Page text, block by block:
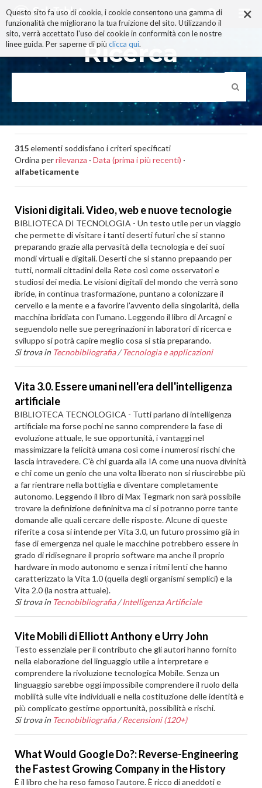
×
Questo sito fa uso di cookie, i cookie consentono una gamma di
funzionalità che migliorano la tua fruizione del sito. Utilizzando il
sito, verrà accettato l'uso dei cookie in conformità con le nostre
linee guida. Per saperne di più clicca qui.
ai
contenuti.
|
alla
navigazione
Ricerca
315elementi soddisfano i criteri specificati
Ordina perrilevanza · Data (prima i più recenti) ·
alfabeticamente
Visioni digitali. Video, web e nuove tecnologie
BIBLIOTECA DI TECNOLOGIA - Un testo utile per un viaggio
che permette di visitare i tanti deserti futuri che si stanno
preparando grazie alla pervasità della tecnologia e dei suoi
mondi virtuali e digitali. Deserti che si stanno prepaando per
tutti, normali cittadini della Rete così come osservatori e
studiosi dei media. Le visioni digitali del mondo che verrà sono
ibride, in continua trasformazione, puntano a colonizzare il
cervello e la mente e a favorire l'avvento della singolarità, della
macchina ibridiata con l'umano. Leggendo il libro di Arcagni e
seguendolo nelle sue peregrinazioni in laboratori di ricerca e
sviluppo si potrà capire meglio cosa si stia preparando.
Si trova in Tecnobibliografia /Tecnologia e applicazioni
Vita 3.0. Essere umani nell'era dell'intelligenza
artificiale
BIBLIOTECA TECNOLOGICA - Tutti parlano di intelligenza
artificiale ma forse pochi ne sanno comprendere la fase di
evoluzione attuale, le sue opportunità, i vantaggi nel
massimizzare la felicità umana così come i numerosi rischi che
lascia intravedere. C'è chi guarda alla IA come una nuova divinità
e chi come un genio che una volta liberato non si riuscirebbe più
a far rientrare nella bottiglia e diventare completamente
autonomo. Leggendo il libro di Max Tegmark non sarà possibile
trovare la definizione defininitva ma ci si potranno porre tante
domande alle quali cercare delle risposte. Alcune di queste
riferite a cosa si intende per Vita 3.0, un futuro prossimo già in
fase di emergenza nel quale le macchine potrebbero essere in
grado di ridisegnare il proprio software ma anche il proprio
hardware in modo autonomo e senza i ritmi lenti che hanno
caratterizzato la Vita 1.0 (quella degli organismi semplici) e la
Vita 2.0 (la nostra attuale).
Si trova in Tecnobibliografia /Intelligenza Artificiale
Vite Mobili di Elliott Anthony e Urry John
Testo essenziale per il contributo che gli autori hanno fornito
nella elaborazione del linguaggio utile a interpretare e
comprendere la rivoluzione tecnologica Mobile. Senza un
linguaggio sarebbe oggi impossibile comprendere il ruolo della
mobilità sulle vite individuali e nella costituzione delle identità e
più complicato gestirne opportunità, possibilità e rischi.
Si trova in Tecnobibliografia /Recensioni (120+)
What Would Google Do?: Reverse-Engineering
the Fastest Growing Company in the History
È il libro che ha reso famoso l'autore. È ricco di aneddoti e